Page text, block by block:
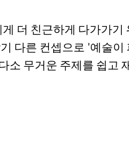
더 친근하게 다가가기
다른 컨셉으로 '예술이
소 무거운 주제를 쉽고